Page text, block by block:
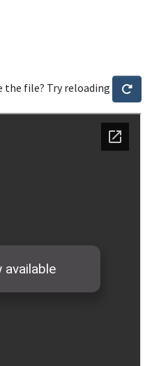
the file? Try reloading